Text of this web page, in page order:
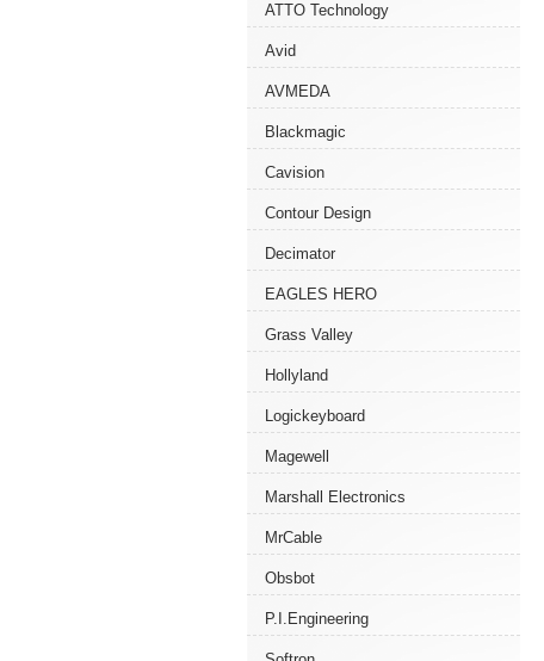
ATTO Technology
Avid
AVMEDA
Blackmagic
Cavision
Contour Design
Decimator
EAGLES HERO
Grass Valley
Hollyland
Logickeyboard
Magewell
Marshall Electronics
MrCable
Obsbot
P.I.Engineering